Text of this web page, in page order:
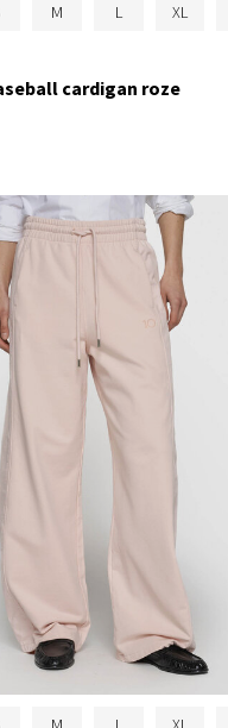
M L XL
cardigan roze